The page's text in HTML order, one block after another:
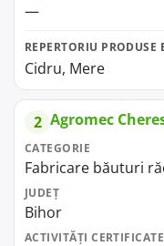
—
REPERTORIU PRODUSE
Cidru, Mere
2 Agromec
CATEGORIE
Fabricare băuturi
JUDEȚ
Bihor
ACTIVITĂȚI